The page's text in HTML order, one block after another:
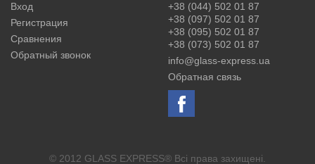
Вход
Регистрация
Сравнения
Обратный звонок
+38 (044) 502 01 87
+38 (097) 502 01 87
+38 (095) 502 01 87
+38 (073) 502 01 87
info@glass-express.ua
Обратная связь
© 2012 GLASS EXPRESS® Всі права захищені.